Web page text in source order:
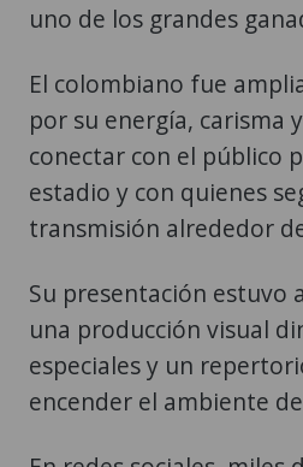
uno de los grandes
El colombiano fue
por su energía, carisma
conectar con el público
estadio y con quienes
transmisión alrededor
Su presentación estuvo
una producción visual
especiales y un
encender el ambiente